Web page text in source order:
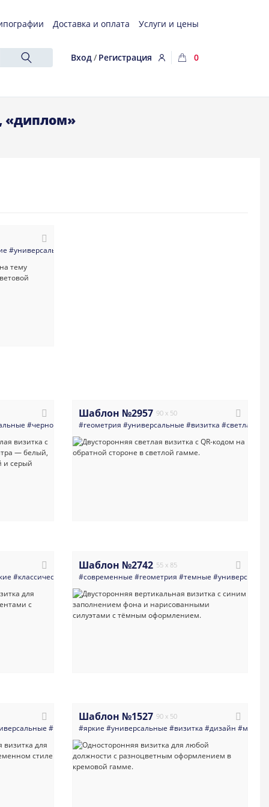
Доставка и оплата Услуги и цены
Вход/ Регистрация 0
«диплом»
#универсальные
#простая #визитная_карточка#шаблон_визитки
#черно_белое #черно_белая
Шаблон №2957 90 x 50
#геометрия #универсальные #визитка #светлая
#классические #универсальные#визитка#риэлторы #аналитики
Шаблон №2742 55 x 85
#современные #геометрия #темные
#яркая #яркая_визитка#современная #визитная_карточка
#визитка#консалтинг#услуги_для_бизнеса
Шаблон №1527 90 x 50
#яркие #универсальные #визитка #дизайн